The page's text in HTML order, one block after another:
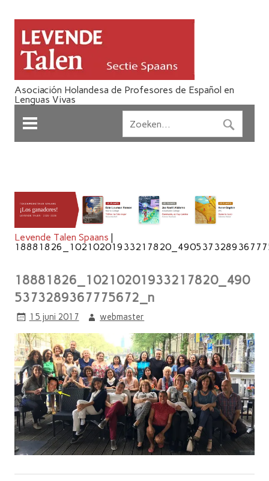
Asociación Holandesa de Profesores de Español en
Lenguas Vivas
Levende Talen Spaans |
18881826_10210201933217820_490
5373289367775672_n
15 juni 2017 webmaster